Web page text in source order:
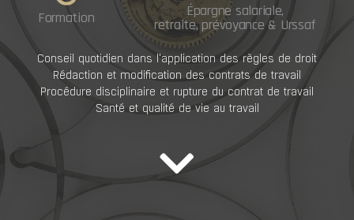
Formation Épargne salariale,
retraite, prévoyance & Urssaf
Conseil quotidien dans l'application des règles de droit
Rédaction et modification des contrats de travail
Procédure disciplinaire et rupture du contrat de travail
Santé et qualité de vie au travail